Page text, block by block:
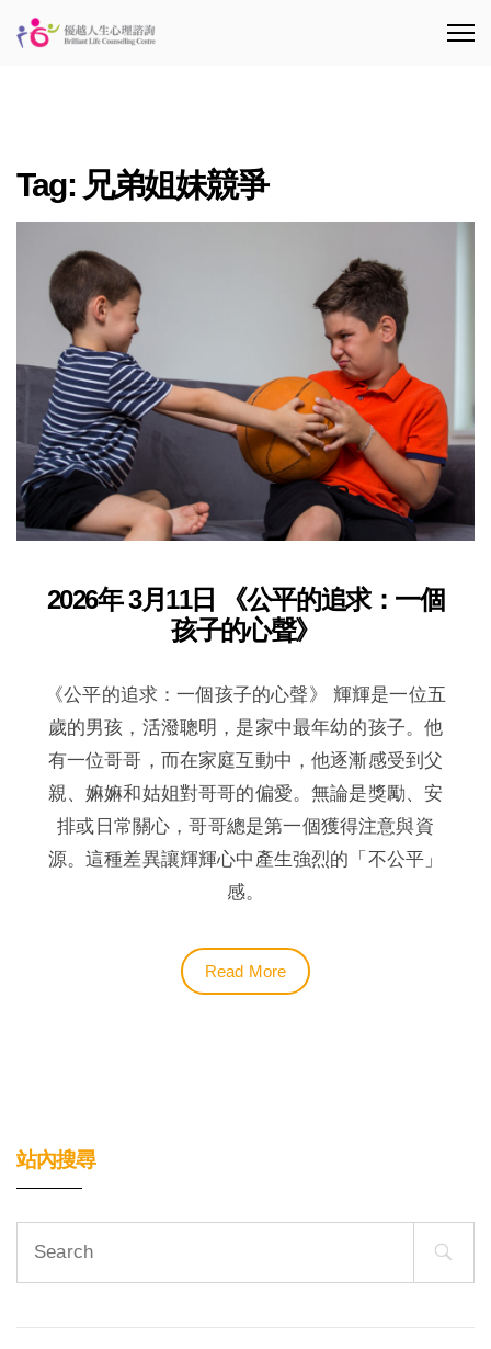
Tag: 兄弟姐妹競爭
2026年 3月11日 《公平的追求：一個
孩子的心聲》
《公平的追求：一個孩子的心聲》 輝輝是一位五
歲的男孩，活潑聰明，是家中最年幼的孩子。他
有一位哥哥，而在家庭互動中，他逐漸感受到父
親、嫲嫲和姑姐對哥哥的偏愛。無論是獎勵、安
排或日常關心，哥哥總是第一個獲得注意與資
源。這種差異讓輝輝心中產生強烈的「不公平」
感。
Read More
站內搜尋